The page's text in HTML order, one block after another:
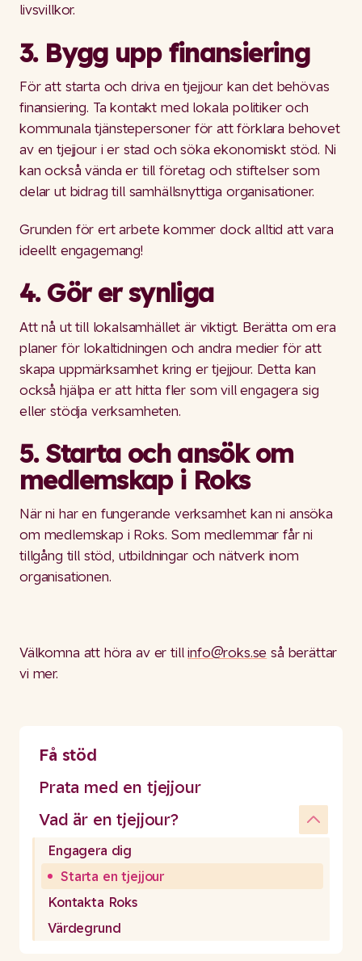
livsvillkor.
3. Bygg upp finansiering
För att starta och driva en tjejjour kan det behövas
finansiering. Ta kontakt med lokala politiker och
kommunala tjänstepersoner för att förklara behovet
av en tjejjour i er stad och söka ekonomiskt stöd. Ni
kan också vända er till företag och stiftelser som
delar ut bidrag till samhällsnyttiga organisationer.
Grunden för ert arbete kommer dock alltid att vara
ideellt engagemang!
4. Gör er synliga
Att nå ut till lokalsamhället är viktigt. Berätta om era
planer för lokaltidningen och andra medier för att
skapa uppmärksamhet kring er tjejjour. Detta kan
också hjälpa er att hitta fler som vill engagera sig
eller stödja verksamheten.
5. Starta och ansök om
medlemskap i Roks
När ni har en fungerande verksamhet kan ni ansöka
om medlemskap i Roks. Som medlemmar får ni
tillgång till stöd, utbildningar och nätverk inom
organisationen.
Välkomna att höra av er tillinfo@roks.se så berättar
vi mer.
Få stöd
Prata med en tjejjour
Vad är en tjejjour?
Engagera dig
Starta en tjejjour
Kontakta Roks
Värdegrund